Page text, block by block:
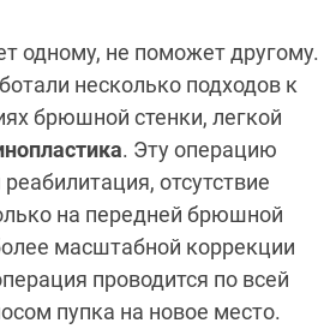
одному, не поможет другому.
несколько подходов к
брюшной стенки, легкой
. Эту операцию
отсутствие
на передней брюшной
масштабной коррекции
проводится по всей
пупка на новое место.